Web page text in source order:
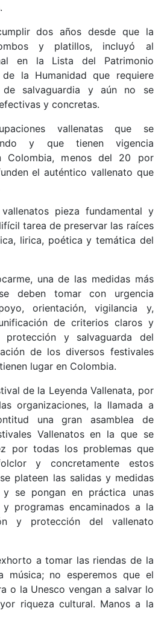
dos años desde que la
y platillos, incluyó al
en la Lista del Patrimonio
la Humanidad que requiere
de salvaguardia y aún no se
y concretas.
vallenatas que se
y que tienen vigencia
Colombia, menos del 20 por
el auténtico vallenato que
pieza fundamental y
tarea de preservar las raíces
lirica, poética y temática del
una de las medidas más
deben tomar con urgencia
orientación, vigilancia y,
de criterios claros y
protección y salvaguarda del
de los diversos festivales
lugar en Colombia.
de la Leyenda Vallenata, por
organizaciones, la llamada a
una gran asamblea de
Vallenatos en la que se
por todas los problemas que
y concretamente estos
plateen las salidas y medidas
y se pongan en práctica unas
y programas encaminados a la
y protección del vallenato
a tomar las riendas de la
música; no esperemos que el
o la Unesco vengan a salvar lo
riqueza cultural. Manos a la